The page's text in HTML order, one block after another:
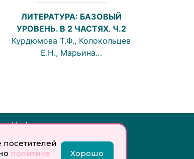
политике
Хорошо
ЛИТЕРАТУРА: БАЗОВЫЙ
УРОВЕНЬ. В 2 ЧАСТЯХ. Ч.2
Курдюмова Т.Ф., Колокольцев
Е.Н., Марьина…
Инфо:
Учредитель: Общество с